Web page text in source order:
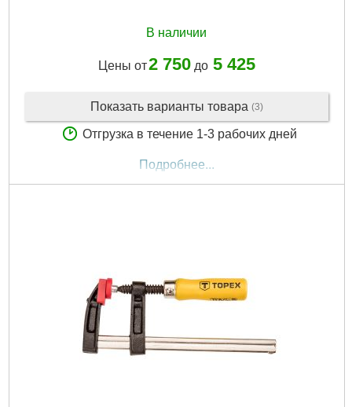
В наличии
Цены от2 750до 5 425
Показать варианты товара (3)
Отгрузка в течение 1-3 рабочих дней
Подробнее...